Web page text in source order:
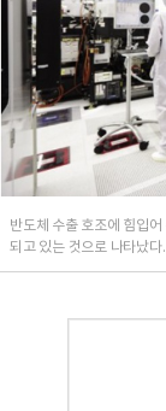
반도체 수출 호조에 힘입
되고 있는 것으로 나타났